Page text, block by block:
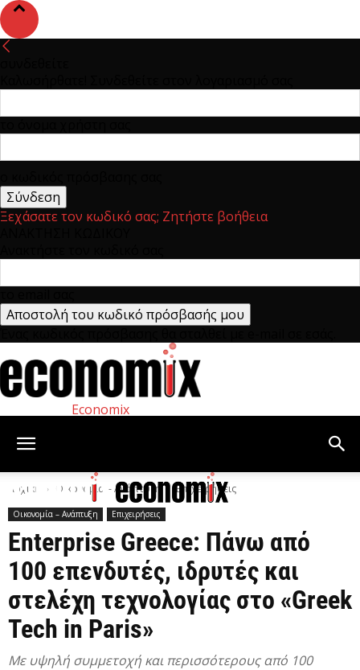
Ξεχάσατε τον κωδικό σας; Ζητήστε βοήθεια
Economix
Αρχική Οικονομία – Ανάπτυξη Επιχειρήσεις
Οικονομία – Ανάπτυξη Επιχειρήσεις
Enterprise Greece: Πάνω από
100 επενδυτές, ιδρυτές και
στελέχη τεχνολογίας στο «Greek
Tech in Paris»
Με υψηλή συμμετοχή και περισσότερους από 100